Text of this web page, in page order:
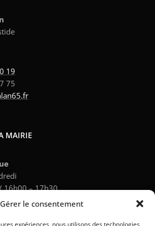
Gérer le consentement
expériences, nous utilisons des technologies
19
75
MAIRIE
16h00 – 17h30